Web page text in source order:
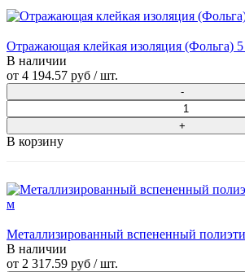
Отражающая клейкая изоляция (Фольга)
В наличии
от 4 194.57 руб / шт.
В корзину
Металлизированный вспененный
В наличии
от 2 317.59 руб / шт.